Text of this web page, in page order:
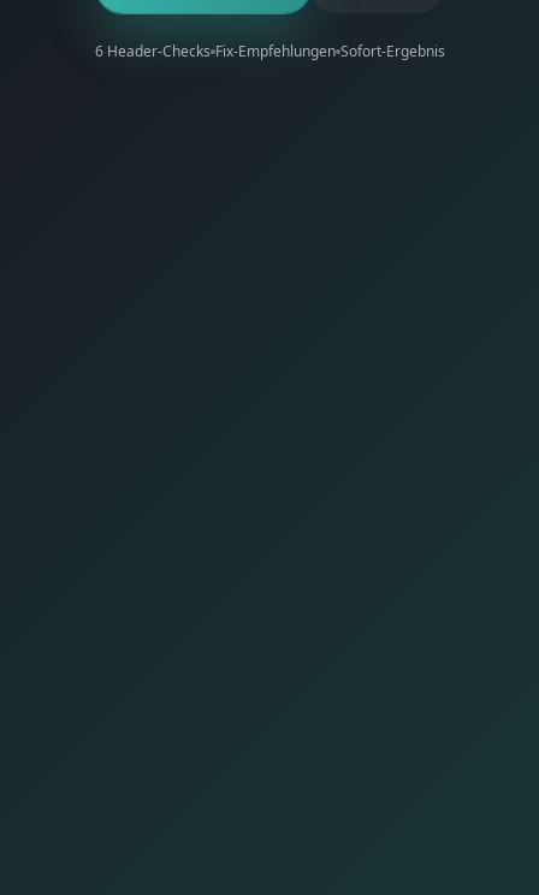
6 Header-Checks Fix-Empfehlungen Sofort-Ergebnis